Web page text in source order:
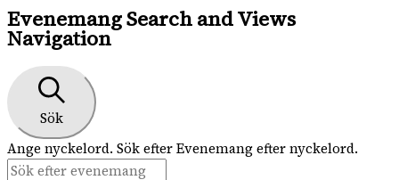
Evenemang Search and Views
Navigation
Sök
Ange nyckelord. Sök efter Evenemang efter nyckelord.